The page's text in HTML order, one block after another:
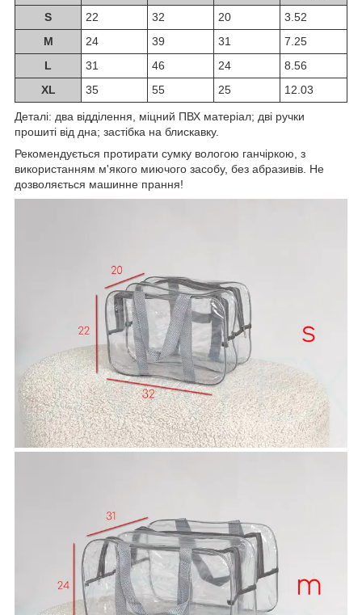
S
22 32 20
3.52
M
24 39 31
7.25
L
31 46 24
8.56
XL
35 55 25 12.03
Деталі: два відділення, міцний ПВХ матеріал; дві ручки
прошиті від дна; застібка на блискавку.
Рекомендується протирати сумку вологою ганчіркою, з
використанням м'якого миючого засобу, без абразивів. Не
дозволяється машинне прання!